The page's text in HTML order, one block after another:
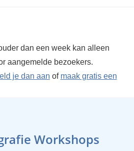
dan een week kan alleen
aangemelde bezoekers.
je dan aan of maak gratis een
Workshops